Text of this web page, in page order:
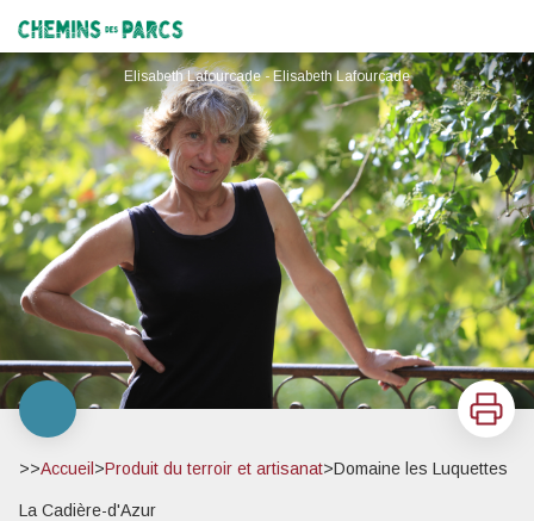
Chemins des Parcs
Elisabeth Lafourcade - Elisabeth Lafourcade
Imprimer
>>Accueil >Produit du terroir et artisanat>Domaine les Luquettes
La Cadière-d'Azur